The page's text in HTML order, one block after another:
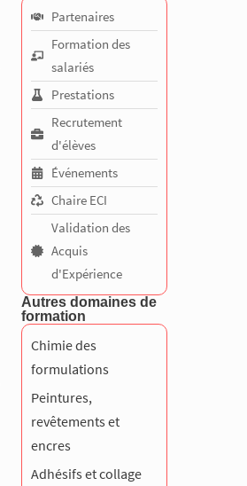
Partenaires
Formation des
salariés
Prestations
Recrutement
d'élèves
Événements
Chaire ECI
Validation des
Acquis
d'Expérience
Autres domaines de
formation
Chimie des
formulations
Peintures,
revêtements et
encres
Adhésifs et collage